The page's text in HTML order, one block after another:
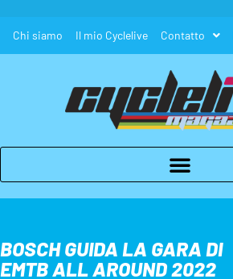
Chi siamo Il mio Cyclelive Contatto
BOSCH GUIDA LA GARA DI
EMTB ALL AROUND 2022